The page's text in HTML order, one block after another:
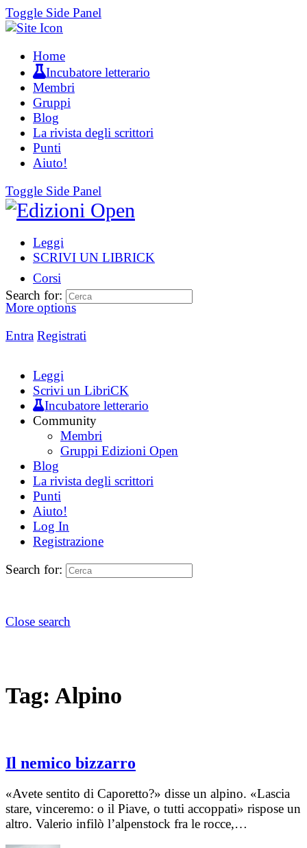
Toggle Side Panel
Home
Incubatore letterario
Membri
Gruppi
Blog
La rivista degli scrittori
Punti
Aiuto!
Toggle Side Panel
Leggi
SCRIVI UN LIBRICK
Corsi
More options
Entra Registrati
Search for:
Leggi
Scrivi un LibriCK
Incubatore letterario
Community
Membri
Gruppi Edizioni Open
Blog
La rivista degli scrittori
Punti
Aiuto!
Log In
Registrazione
Search for:
Close search
Tag: Alpino
Il nemico bizzarro
«Avete sentito di Caporetto?» disse un alpino. «Lascia
stare, vinceremo: o il Piave, o tutti accoppati» rispose un
altro. Valerio infilò l’alpenstock fra le rocce,…